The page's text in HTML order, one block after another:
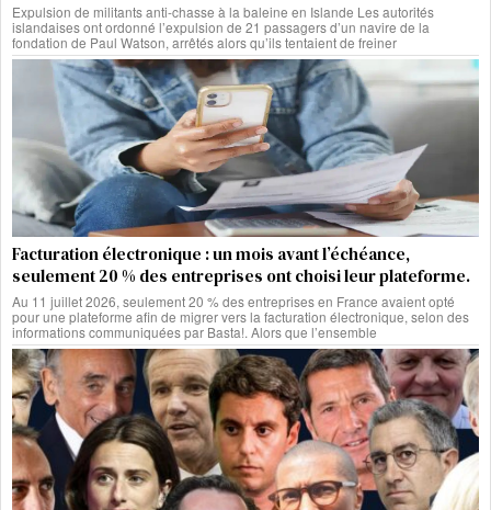
Expulsion de militants anti-chasse à la baleine en Islande Les autorités
islandaises ont ordonné l’expulsion de 21 passagers d’un navire de la
fondation de Paul Watson, arrêtés alors qu’ils tentaient de freiner
Facturation électronique : un mois avant l’échéance,
seulement 20 % des entreprises ont choisi leur plateforme.
Au 11 juillet 2026, seulement 20 % des entreprises en France avaient opté
pour une plateforme afin de migrer vers la facturation électronique, selon des
informations communiquées par Basta!. Alors que l’ensemble